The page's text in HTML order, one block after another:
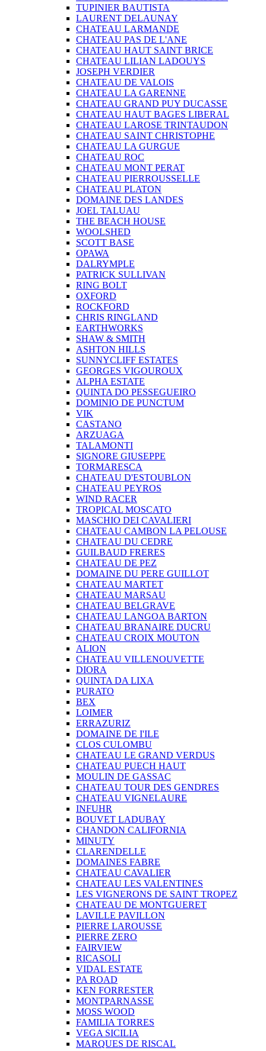
TUPINIER BAUTISTA
LAURENT DELAUNAY
CHATEAU LARMANDE
CHATEAU PAS DE L'ANE
CHATEAU HAUT SAINT BRICE
CHATEAU LILIAN LADOUYS
JOSEPH VERDIER
CHATEAU DE VALOIS
CHATEAU LA GARENNE
CHATEAU GRAND PUY DUCASSE
CHATEAU HAUT BAGES LIBERAL
CHATEAU LAROSE TRINTAUDON
CHATEAU SAINT CHRISTOPHE
CHATEAU LA GURGUE
CHATEAU ROC
CHATEAU MONT PERAT
CHATEAU PIERROUSSELLE
CHATEAU PLATON
DOMAINE DES LANDES
JOEL TALUAU
THE BEACH HOUSE
WOOLSHED
SCOTT BASE
OPAWA
DALRYMPLE
PATRICK SULLIVAN
RING BOLT
OXFORD
ROCKFORD
CHRIS RINGLAND
EARTHWORKS
SHAW & SMITH
ASHTON HILLS
SUNNYCLIFF ESTATES
GEORGES VIGOUROUX
ALPHA ESTATE
QUINTA DO PESSEGUEIRO
DOMINIO DE PUNCTUM
VIK
CASTANO
ARZUAGA
TALAMONTI
SIGNORE GIUSEPPE
TORMARESCA
CHATEAU D'ESTOUBLON
CHATEAU PEYROS
WIND RACER
TROPICAL MOSCATO
MASCHIO DEI CAVALIERI
CHATEAU CAMBON LA PELOUSE
CHATEAU DU CEDRE
GUILBAUD FRERES
CHATEAU DE PEZ
DOMAINE DU PERE GUILLOT
CHATEAU MARTET
CHATEAU MARSAU
CHATEAU BELGRAVE
CHATEAU LANGOA BARTON
CHATEAU BRANAIRE DUCRU
CHATEAU CROIX MOUTON
ALION
CHATEAU VILLENOUVETTE
DIORA
QUINTA DA LIXA
PURATO
BEX
LOIMER
ERRAZURIZ
DOMAINE DE I'ILE
CLOS CULOMBU
CHATEAU LE GRAND VERDUS
CHATEAU PUECH HAUT
MOULIN DE GASSAC
CHATEAU TOUR DES GENDRES
CHATEAU VIGNELAURE
INFUHR
BOUVET LADUBAY
CHANDON CALIFORNIA
MINUTY
CLARENDELLE
DOMAINES FABRE
CHATEAU CAVALIER
CHATEAU LES VALENTINES
LES VIGNERONS DE SAINT TROPEZ
CHATEAU DE MONTGUERET
LAVILLE PAVILLON
PIERRE LAROUSSE
PIERRE ZERO
FAIRVIEW
RICASOLI
VIDAL ESTATE
PA ROAD
KEN FORRESTER
MONTPARNASSE
MOSS WOOD
FAMILIA TORRES
VEGA SICILIA
MARQUES DE RISCAL